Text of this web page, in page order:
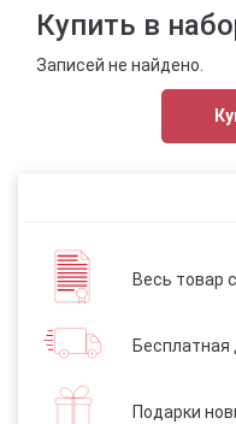
Купить в
Записей не найдено.
Весь товар
Бесплатная
Подарки